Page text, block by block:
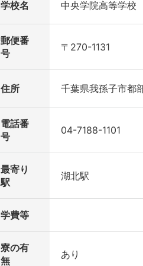
学校名 中央学院高等学校
郵便番
号
〒270-1131
住所 千葉県我孫子市都
電話番
号
04-7188-1101
最寄り
駅
湖北駅
学費等
寮の有
無
あり